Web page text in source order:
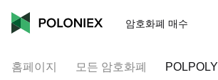
암호화폐 매수
홈페이지 모든 암호화폐 POLPOLY